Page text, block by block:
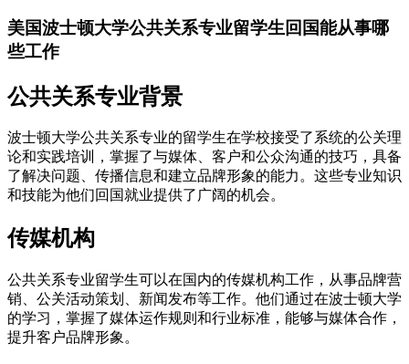
美国波士顿大学公共关系专业留学生回国能从事哪
些工作
公共关系专业背景
波士顿大学公共关系专业的留学生在学校接受了系统的公关理
论和实践培训，掌握了与媒体、客户和公众沟通的技巧，具备
了解决问题、传播信息和建立品牌形象的能力。这些专业知识
和技能为他们回国就业提供了广阔的机会。
传媒机构
公共关系专业留学生可以在国内的传媒机构工作，从事品牌营
销、公关活动策划、新闻发布等工作。他们通过在波士顿大学
的学习，掌握了媒体运作规则和行业标准，能够与媒体合作，
提升客户品牌形象。